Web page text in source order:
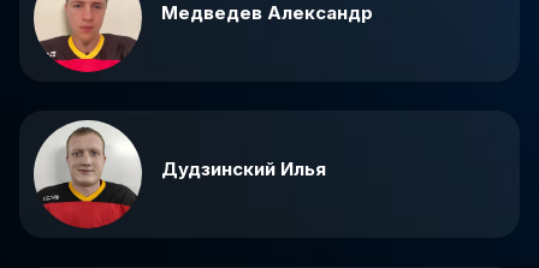
Медведев Александр
Дудзинский Илья